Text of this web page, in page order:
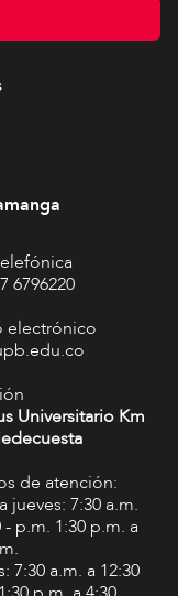
6796220
electrónico
Universitario Km
de atención:
jueves: 7:30 a.m.
- p.m. 1:30 p.m. a
7:30 a.m. a 12:30